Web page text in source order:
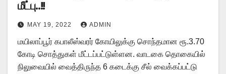
மீட்பு..!!
MAY 19, 2022 ADMIN
மயிலாப்பூர் கபாலீஸ்வரர் கோயிலுக்கு சொந்தமான ரூ.3.70
கோடி சொத்துகள் மீட்டப்பட்டுள்ளன. வாடகை தொகையில்
நிலுவையில் வைத்திருந்த 6 கடைக்கு சீல் வைக்கப்பட்டு